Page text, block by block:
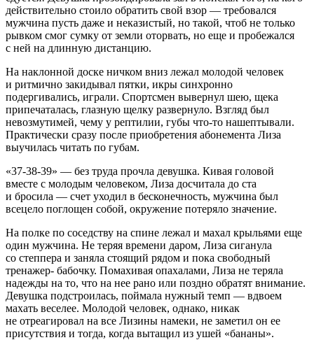
действительно стоило обратить свой взор — требовался
мужчина пусть даже и неказистый, но такой, чтоб не только
рывком смог сумку от земли оторвать, но еще и пробежался
с ней на длинную дистанцию.
На наклонной доске ничком вниз лежал молодой человек
и ритмично закидывал пятки, икры синхронно
подергивались, играли. Спортсмен вывернул шею, щека
припечаталась, глазную щелку развернуло. Взгляд был
невозмутимей, чему у рептилии, губы что-то нашептывали.
Практически сразу после приобретения абонемента Лиза
выучилась читать по губам.
«37-38-39» — без труда прочла девушка. Кивая головой
вместе с молодым человеком, Лиза досчитала до ста
и бросила — счет уходил в бесконечность, мужчина был
всецело поглощен собой, окружение потеряло значение.
На полке по соседству на спине лежал и махал крыльями еще
один мужчина. Не теряя времени даром, Лиза сиганула
со степпера и заняла стоящий рядом и пока свободный
тренажер- бабочку. Помахивая опахалами, Лиза не теряла
надежды на то, что на нее рано или поздно обратят внимание.
Девушка подстроилась, поймала нужный темп — вдвоем
махать веселее. Молодой человек, однако, никак
не отреагировал на все Лизины намеки, не заметил он ее
присутствия и тогда, когда вытащил из ушей «бананы».